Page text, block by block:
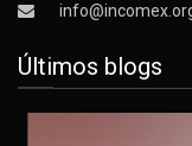
Últimos blogs